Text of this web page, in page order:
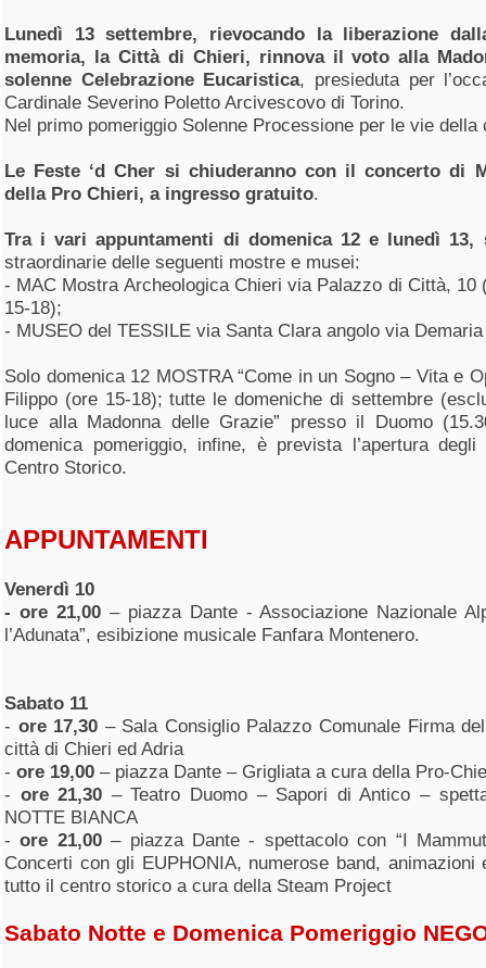
Lunedì 13 settembre, rievocando la liberazione
memoria, la Città di Chieri, rinnova il voto alla
solenne Celebrazione Eucaristica, presieduta per
Cardinale Severino Poletto Arcivescovo di Torino.
Nel primo pomeriggio Solenne Processione per le vie della
Le Feste ‘d Cher si chiuderanno con il concerto di
della Pro Chieri, a ingresso gratuito.
Tra i vari appuntamenti di domenica 12 e lunedì 13,
straordinarie delle seguenti mostre e musei:
- MAC Mostra Archeologica Chieri via Palazzo di Città, 10
15-18);
- MUSEO del TESSILE via Santa Clara angolo via
Solo domenica 12 MOSTRA “Come in un Sogno – Vita e
Filippo (ore 15-18); tutte le domeniche di settembre
luce alla Madonna delle Grazie” presso il Duomo
domenica pomeriggio, infine, è prevista l’apertura
Centro Storico.
APPUNTAMENTI
Venerdì 10
- ore 21,00– piazza Dante - Associazione Nazionale
l’Adunata”, esibizione musicale Fanfara Montenero.
Sabato 11
- ore 17,30 – Sala Consiglio Palazzo Comunale Firma
città di Chieri ed Adria
- ore 19,00 – piazza Dante – Grigliata a cura della Pro-
- ore 21,30 – Teatro Duomo – Sapori di Antico –
NOTTE BIANCA
-ore 21,00– piazza Dante - spettacolo con “I
Concerti con gli EUPHONIA, numerose band,
tutto il centro storico a cura della Steam Project
Sabato Notte e Domenica Pomeriggio